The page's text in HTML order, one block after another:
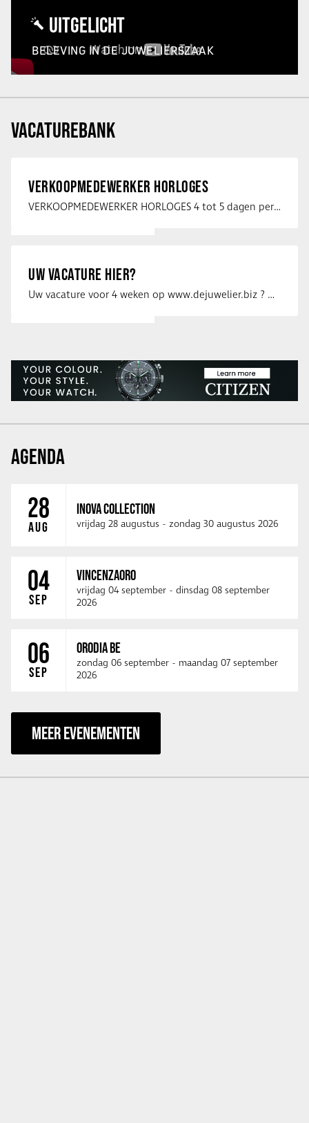
UITGELICHT
BELEVING IN DE JUWELIERSZAAK
VACATUREBANK
VERKOOPMEDEWERKER HORLOGES
VERKOOPMEDEWERKER HORLOGES 4 tot 5 dagen per week Heb jij een passie voor …
UW VACATURE HIER?
Uw vacature voor 4 weken op www.dejuwelier.biz ? Neem dan contact op met …
AGENDA
28
AUG
INOVA COLLECTION
vrijdag 28 augustus - zondag 30 augustus 2026
04
SEP
VINCENZAORO
vrijdag 04 september - dinsdag 08 september
2026
06
SEP
ORODIA BE
zondag 06 september - maandag 07 september
2026
MEER EVENEMENTEN